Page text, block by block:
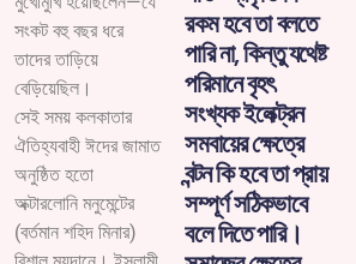
সংকট বহু বছর ধরে
তাদের তাড়িয়ে
বেড়িয়েছিল।
সেই সময় কলকাতার
ঐতিহ্যবাহী ঈদের জামাত
অনুষ্ঠিত হতো
অক্টারলোনি মনুমেন্টের
(বর্তমান শহিদ মিনার)
রকম হবে তা বলতে
পারি না, কিন্তু যথেষ্ট
পরিমানে বৃহৎ
সংখ্যক ইলেক্ট্রন
সমবায়ের ক্ষেত্রে
বন্টন কি হবে তা প্রায়
সম্পূর্ণ সঠিকভাবে
বলে দিতে পারি।